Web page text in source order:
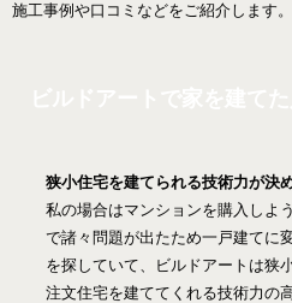
施工事例や口コミなどをご紹介します。
狭小住宅を建てられる技術力が決
私の場合はマンションを購入しよ
で諸々問題が出たため一戸建てに
を探していて、ビルドアートは狭
注文住宅を建ててくれる技術力の